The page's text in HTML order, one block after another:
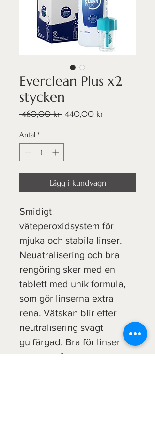
Everclean Plus x2
stycken
460,00 kr Ordinarie
440,00 krReapris
Antal *
Lägg i kundvagn
Smidigt
väteperoxidsystem för
mjuka och stabila linser.
Neuatralisering och bra
rengöring sker med en
tablett med unik formula,
som gör linserna extra
rena. Vätskan blir efter
neutralisering svagt
gulfärgad. Bra för linser
som är svåra att rengöra